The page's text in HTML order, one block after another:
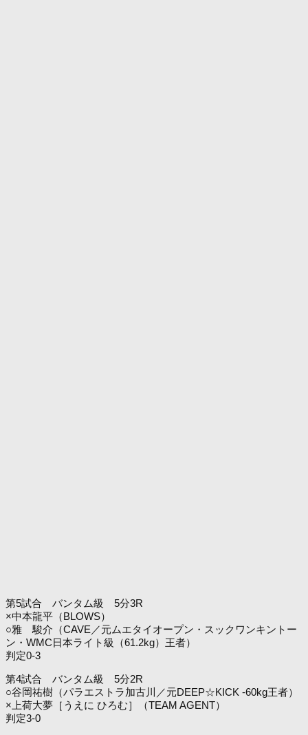
第5試合 バンタム級 5分3R
×中本龍平（BLOWS）
○雅 駿介（CAVE／元ムエタイオープン・スックワンキントー
ン・WMC日本ライト級（61.2kg）王者）
判定0-3
第4試合 バンタム級 5分2R
○谷岡祐樹（パラエストラ加古川／元DEEP☆KICK -60kg王者）
×上荷大夢［うえに ひろむ］（TEAM AGENT）
判定3-0